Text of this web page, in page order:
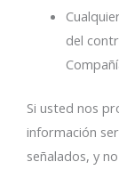
del
Si usted nos
información
señalados, y